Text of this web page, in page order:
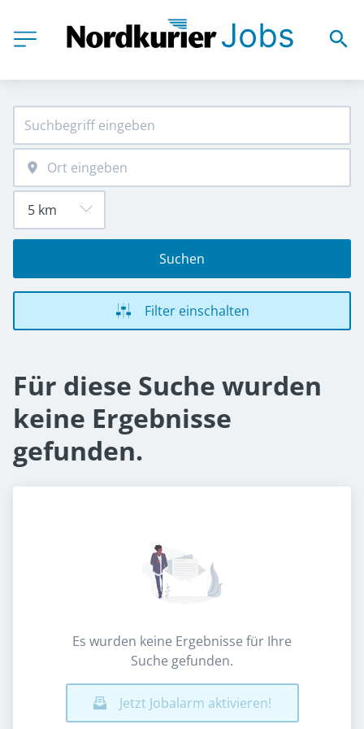
Suchen
Filter einschalten
Für diese Suche wurden
keine Ergebnisse
gefunden.
Es wurden keine Ergebnisse für Ihre
Suche gefunden.
Jetzt Jobalarm aktivieren!